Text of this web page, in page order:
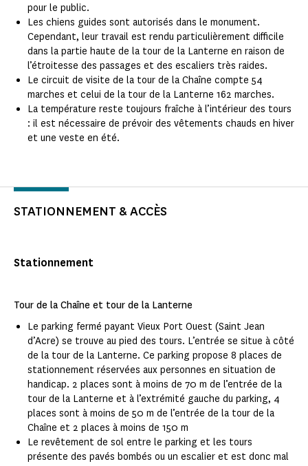
pour le public.
Les chiens guides sont autorisés dans le monument.
Cependant, leur travail est rendu particulièrement difficile
dans la partie haute de la tour de la Lanterne en raison de
l’étroitesse des passages et des escaliers très raides.
Le circuit de visite de la tour de la Chaîne compte 54
marches et celui de la tour de la Lanterne 162 marches.
La température reste toujours fraîche à l’intérieur des tours
: il est nécessaire de prévoir des vêtements chauds en hiver
et une veste en été.
STATIONNEMENT & ACCÈS
Stationnement
Tour de la Chaîne et tour de la Lanterne
Le parking fermé payant Vieux Port Ouest (Saint Jean
d’Acre) se trouve au pied des tours. L’entrée se situe à côté
de la tour de la Lanterne. Ce parking propose 8 places de
stationnement réservées aux personnes en situation de
handicap. 2 places sont à moins de 70 m de l’entrée de la
tour de la Lanterne et à l’extrémité gauche du parking, 4
places sont à moins de 50 m de l’entrée de la tour de la
Chaîne et 2 places à moins de 150 m
Le revêtement de sol entre le parking et les tours
présente des pavés bombés ou un escalier et est donc mal